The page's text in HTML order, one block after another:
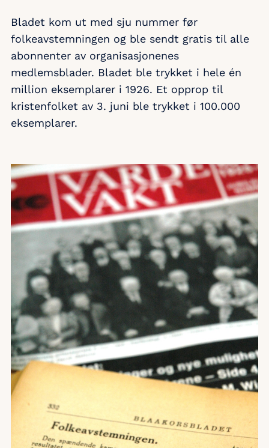
Bladet kom ut med sju nummer før
folkeavstemningen og ble sendt gratis til alle
abonnenter av organisasjonenes
medlemsblader. Bladet ble trykket i hele én
million eksemplarer i 1926. Et opprop til
kristenfolket av 3. juni ble trykket i 100.000
eksemplarer.